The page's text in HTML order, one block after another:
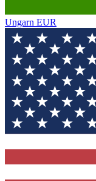
Ungarn EUR